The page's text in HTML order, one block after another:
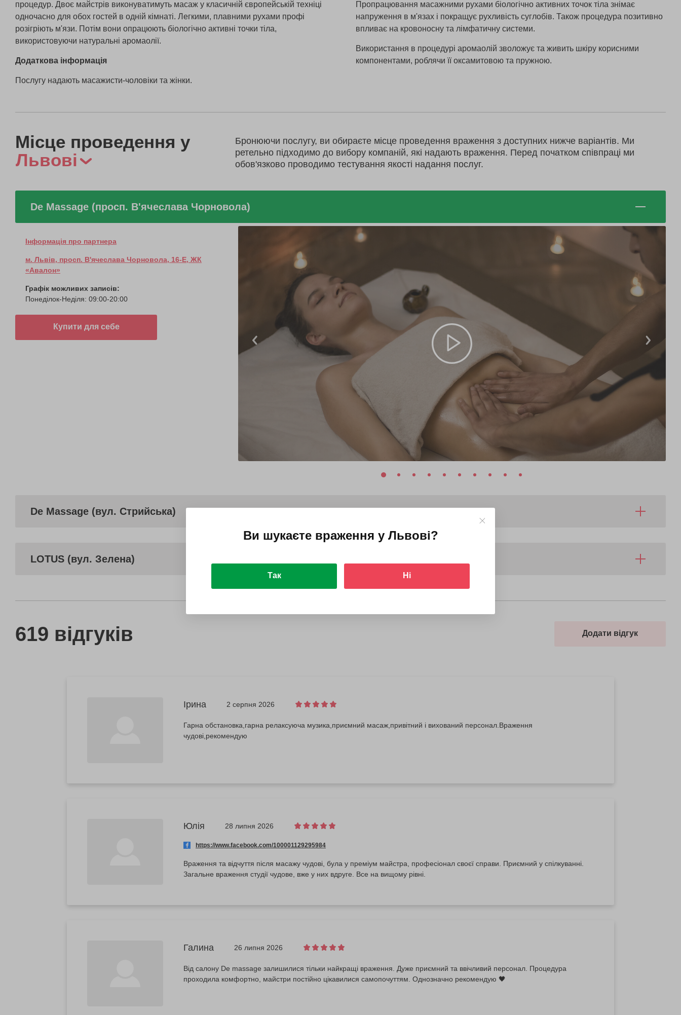
процедур. Двоє майстрів виконуватимуть масаж у класичній європейській техніці
одночасно для обох гостей в одній кімнаті. Легкими, плавними рухами профі
розігріють м'язи. Потім вони опрацюють біологічно активні точки тіла,
використовуючи натуральні аромаолії.
Додаткова інформація
Послугу надають масажисти-чоловіки та жінки.
Пропрацювання масажними рухами біологічно активних точок тіла знімає
напруження в м'язах і покращує рухливість суглобів. Також процедура позитивно
впливає на кровоносну та лімфатичну системи.
Використання в процедурі аромаолій зволожує та живить шкіру корисними
компонентами, роблячи її оксамитовою та пружною.
Місце проведення у
Львові
Бронюючи послугу, ви обираєте місце проведення враження з доступних нижче варіантів. Ми
ретельно підходимо до вибору компаній, які надають враження. Перед початком співпраці ми
обов'язково проводимо тестування якості надання послуг.
De Massage (просп. В'ячеслава Чорновола)
Інформація про партнера
м. Львів, просп. В'ячеслава Чорновола, 16-Е, ЖК
«Авалон»
Графік можливих записів:
Понеділок-Неділя: 09:00-20:00
Купити для себе
De Massage (вул. Стрийська)
LOTUS (вул. Зелена)
619 відгуків Додати відгук
Ірина 2 серпня 2026
Гарна обстановка,гарна релаксуюча музика,приємний масаж,привітний і вихований персонал.Враження
чудові,рекомендую
Юлія 28 липня 2026
https://www.facebook.com/100001129295984
Враження та відчуття після масажу чудові, була у преміум майстра, професіонал своєї справи. Приємний у спілкуванні.
Загальне враження студії чудове, вже у них вдруге. Все на вищому рівні.
Галина 26 липня 2026
Від салону De massage залишилися тільки найкращі враження. Дуже приємний та ввічливий персонал. Процедура
проходила комфортно, майстри постійно цікавилися самопочуттям. Однозначно рекомендую 🖤
Ви шукаєте враження у Львові?
Так Ні